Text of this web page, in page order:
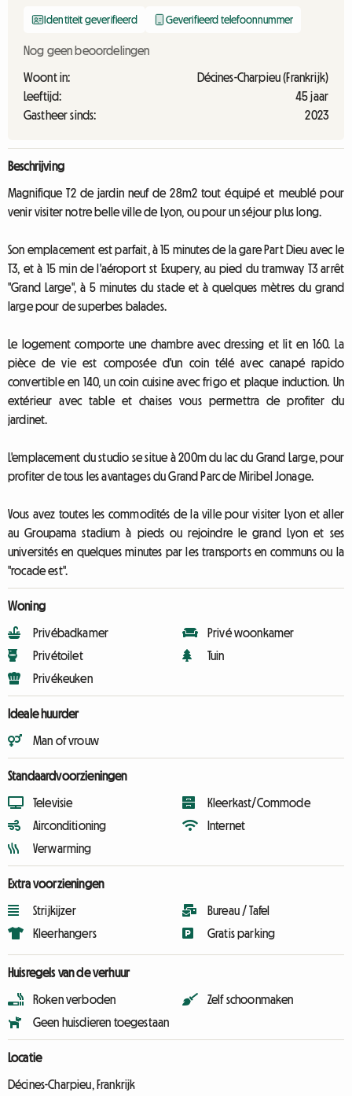
Identiteit geverifieerd Geverifieerd telefoonnummer
Nog geen beoordelingen
Woont in:
Décines-Charpieu (Frankrijk)
Leeftijd:
45 jaar
Gastheer sinds:
2023
Beschrijving
Magnifique T2 de jardin neuf de 28m2 tout équipé et meublé pour
venir visiter notre belle ville de Lyon, ou pour un séjour plus long.
Son emplacement est parfait, à 15 minutes de la gare Part Dieu avec le
T3, et à 15 min de l'aéroport st Exupery, au pied du tramway T3 arrêt
"Grand Large", à 5 minutes du stade et à quelques mètres du grand
large pour de superbes balades.
Le logement comporte une chambre avec dressing et lit en 160. La
pièce de vie est composée d'un coin télé avec canapé rapido
convertible en 140, un coin cuisine avec frigo et plaque induction. Un
extérieur avec table et chaises vous permettra de profiter du
jardinet.
L'emplacement du studio se situe à 200m du lac du Grand Large, pour
profiter de tous les avantages du Grand Parc de Miribel Jonage.
Vous avez toutes les commodités de la ville pour visiter Lyon et aller
au Groupama stadium à pieds ou rejoindre le grand Lyon et ses
universités en quelques minutes par les transports en communs ou la
"rocade est".
Woning
Privébadkamer
Privétoilet
Privékeuken
Privé woonkamer
Tuin
Ideale huurder
Man of vrouw
Standaardvoorzieningen
Televisie
Airconditioning
Verwarming
Kleerkast/Commode
Internet
Extra voorzieningen
Strijkijzer
Kleerhangers
Bureau / Tafel
Gratis parking
Huisregels van de verhuur
Roken verboden
Geen huisdieren toegestaan
Zelf schoonmaken
Locatie
Décines-Charpieu, Frankrijk